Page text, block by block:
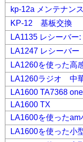
kp-12a メンテナンス
KP-12 基板交換
LA1135 レシーバー
LA1247 レシーバー
LA1260を使った高
LA1260ラジオ 中
LA1600 TA7368
LA1600 TX
LA1600を使った
LA1600を使った小